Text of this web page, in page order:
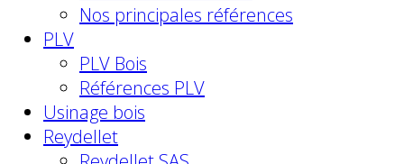
Nos principales références
PLV
PLV Bois
Références PLV
Usinage bois
Reydellet